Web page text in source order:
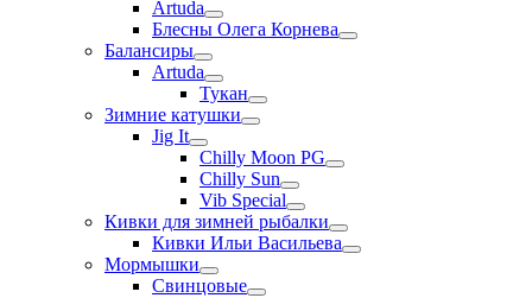
Artuda
Блесны Олега Корнева
Балансиры
Artuda
Тукан
Зимние катушки
Jig It
Chilly Moon PG
Chilly Sun
Vib Special
Кивки для зимней рыбалки
Кивки Ильи Васильева
Мормышки
Свинцовые